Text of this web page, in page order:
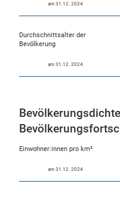
am 31.12. 2024
Durchschnittsalter der
Bevölkerung
am 31.12. 2024
Einwohner:innen pro km²
am 31.12. 2024